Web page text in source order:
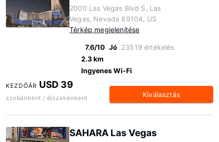
2000 Las Vegas Blvd S, Las
Vegas, Nevada 89104, US
Térkép megjelenítése
7.6/10 Jó 23519 értékelés
2.3 km
Ingyenes Wi-Fi
KEZDŐÁR USD 39
szobánként / éjszakánként Kiválasztás
SAHARA Las Vegas